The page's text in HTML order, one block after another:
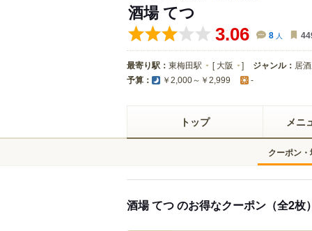
酒場 てつ
3.06 8 人
最寄り駅： 東梅田駅 [ 大阪 ] ジャンル： 居
予算： ￥2,000～￥2,999 -
トップ メニ
クーポン
酒場 てつ のお得なクーポン（全2枚）